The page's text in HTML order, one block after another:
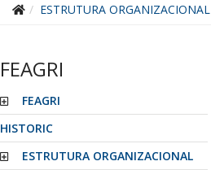
ESTRUTURA ORGANIZACIONAL
FEAGRI
FEAGRI
HISTORIC
ESTRUTURA ORGANIZACIONAL